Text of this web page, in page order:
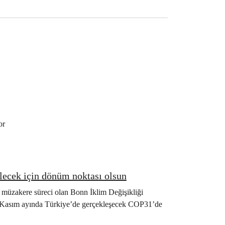
için dönüm noktası olsun
süreci olan Bonn İklim Değişikliği
ayında Türkiye’de gerçekleşecek COP31’de